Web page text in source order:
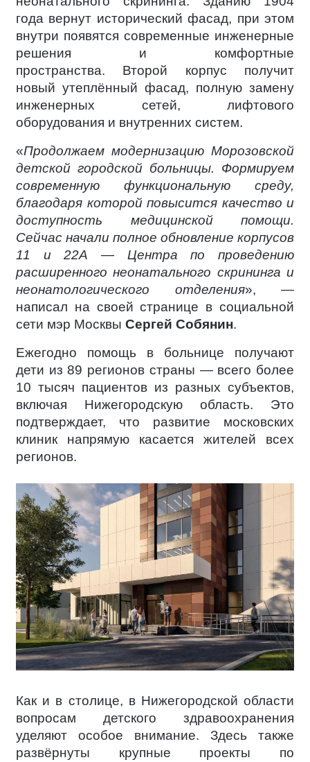
года вернут исторический фасад, при этом
внутри появятся современные инженерные
решения и комфортные
пространства. Второй корпус получит
новый утеплённый фасад, полную замену
инженерных сетей, лифтового
оборудования и внутренних систем.
«Продолжаем модернизацию Морозовской
детской городской больницы. Формируем
современную функциональную среду,
благодаря которой повысится качество и
доступность медицинской помощи.
Сейчас начали полное обновление корпусов
11 и 22А — Центра по проведению
расширенного неонатального скрининга и
неонатологического отделения», —
написал на своей странице в социальной
сети мэр Москвы Сергей Собянин.
Ежегодно помощь в больнице получают
дети из 89 регионов страны — всего более
10 тысяч пациентов из разных субъектов,
включая Нижегородскую область. Это
подтверждает, что развитие московских
клиник напрямую касается жителей всех
регионов.
Как и в столице, в Нижегородской области
вопросам детского здравоохранения
уделяют особое внимание. Здесь также
развёрнуты крупные проекты по